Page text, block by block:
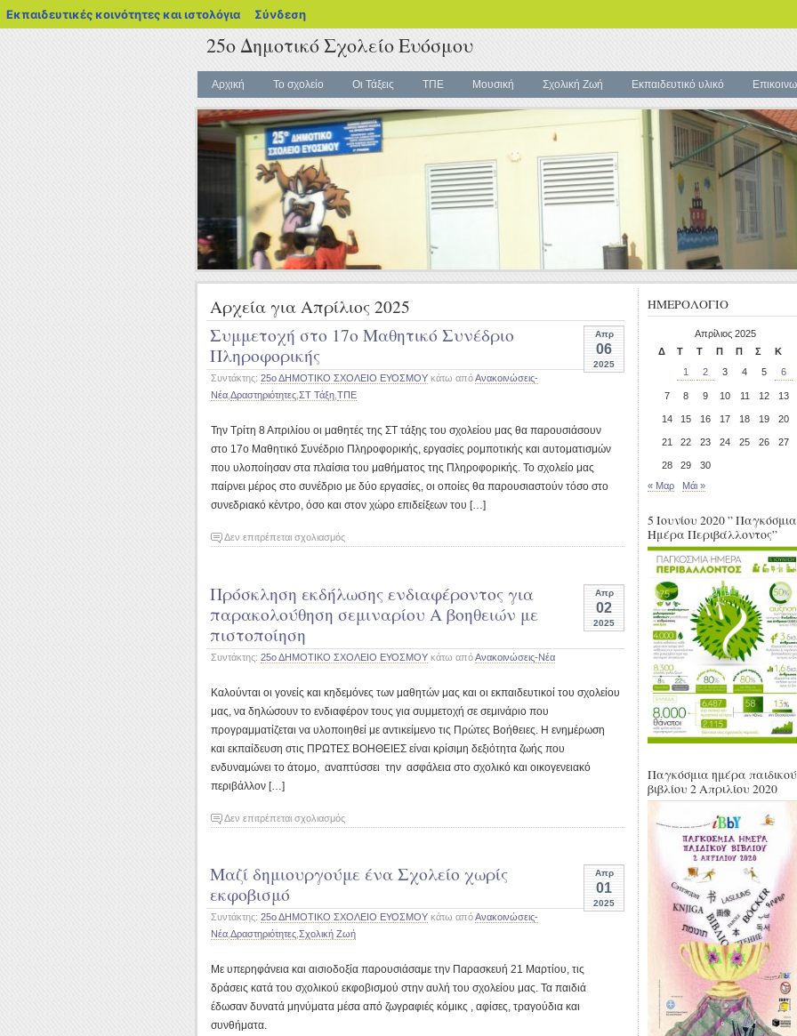
Εκπαιδευτικές κοινότητες και ιστολόγια blogs.sch.gr
Σύνδεση
25ο Δημοτικό Σχολείο Ευόσμου
Αρχική Το σχολείο Οι Τάξεις ΤΠΕ Μουσική Σχολική Ζωή Εκπαιδευτικό υλικό
Αρχεία για Απρίλιος 2025
Απρ
06
2025
Συμμετοχή στο 17ο Μαθητικό Συνέδριο
Πληροφορικής
Συντάκτης: 25ο ΔΗΜΟΤΙΚΟ ΣΧΟΛΕΙΟ ΕΥΟΣΜΟΥ κάτω απόΑνακοινώσεις-
Νέα Δραστηριότητες ΣΤ Τάξη ΤΠΕ
Την Τρίτη 8 Απριλίου οι μαθητές της ΣΤ τάξης του σχολείου μας θα παρουσιάσουν
στο 17ο Μαθητικό Συνέδριο Πληροφορικής, εργασίες ρομποτικής και αυτοματισμών
που υλοποίησαν στα πλαίσια του μαθήματος της Πληροφορικής. Το σχολείο μας
παίρνει μέρος στο συνέδριο με δύο εργασίες, οι οποίες θα παρουσιαστούν τόσο στο
συνεδριακό κέντρο, όσο και στον χώρο επιδείξεων του […]
Δεν επιτρέπεται σχολιασμόςστο
Μαθητικό
Συνέδριο
Απρ
02
2025
Πρόσκληση εκδήλωσης ενδιαφέροντος για
παρακολούθηση σεμιναρίου Α βοηθειών με
πιστοποίηση
Συντάκτης: 25ο ΔΗΜΟΤΙΚΟ ΣΧΟΛΕΙΟ ΕΥΟΣΜΟΥ κάτω απόΑνακοινώσεις-Νέα
Καλούνται οι γονείς και κηδεμόνες των μαθητών μας και οι εκπαιδευτικοί του σχολείου
μας, να δηλώσουν το ενδιαφέρον τους για συμμετοχή σε σεμινάριο που
προγραμματίζεται να υλοποιηθεί με αντικείμενο τις Πρώτες Βοήθειες. Η ενημέρωση
και εκπαίδευση στις ΠΡΩΤΕΣ ΒΟΗΘΕΙΕΣ είναι κρίσιμη δεξιότητα ζωής που
ενδυναμώνει το άτομο, αναπτύσσει την ασφάλεια στο σχολικό και οικογενειακό
περιβάλλον […]
Δεν επιτρέπεται σχολιασμόςστο
ενδιαφέροντος
για
σεμιναρίου
Α
με
πιστοποίηση
Απρ
01
2025
Μαζί δημιουργούμε ένα Σχολείο χωρίς
εκφοβισμό
Συντάκτης: 25ο ΔΗΜΟΤΙΚΟ ΣΧΟΛΕΙΟ ΕΥΟΣΜΟΥ κάτω απόΑνακοινώσεις-
Νέα Δραστηριότητες Σχολική Ζωή
Με υπερηφάνεια και αισιοδοξία παρουσιάσαμε την Παρασκευή 21 Μαρτίου, τις
δράσεις κατά του σχολικού εκφοβισμού στην αυλή του σχολείου μας. Τα παιδιά
έδωσαν δυνατά μηνύματα μέσα από ζωγραφιές κόμικς , αφίσες, τραγούδια και
συνθήματα.
ΗΜΕΡΟΛΟΓΙΟ
Απρίλιος 2025
Δ
Τ Τ Π Π Σ
Κ
1
2 3 4 5 6
7 8 9 10 11 12 13
14 15 16 17 18 19 20
21 22 23 24 25 26 27
28 29
30
« Μαρ
Μάι »
5 Ιουνίου 2020 ” Παγκόσμια
Ημέρα Περιβάλλοντος”
Παγκόσμια ημέρα παιδικού
βιβλίου 2 Απριλίου 2020